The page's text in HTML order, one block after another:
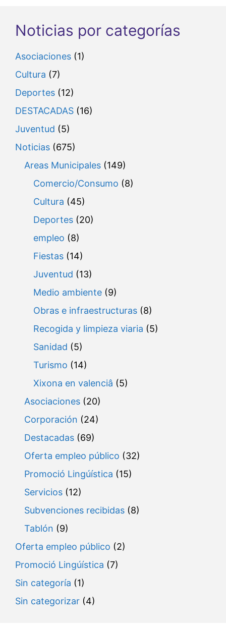
Noticias por categorías
Asociaciones (1)
Cultura (7)
Deportes (12)
DESTACADAS (16)
Juventud (5)
Noticias (675)
Areas Municipales (149)
Comercio/Consumo (8)
Cultura (45)
Deportes (20)
empleo (8)
Fiestas (14)
Juventud (13)
Medio ambiente (9)
Obras e infraestructuras (8)
Recogida y limpieza viaria (5)
Sanidad (5)
Turismo (14)
Xixona en valenciâ (5)
Asociaciones (20)
Corporación (24)
Destacadas (69)
Oferta empleo público (32)
Promoció Lingúística (15)
Servicios (12)
Subvenciones recibidas (8)
Tablón (9)
Oferta empleo público (2)
Promoció Lingúística (7)
Sin categoría (1)
Sin categorizar (4)